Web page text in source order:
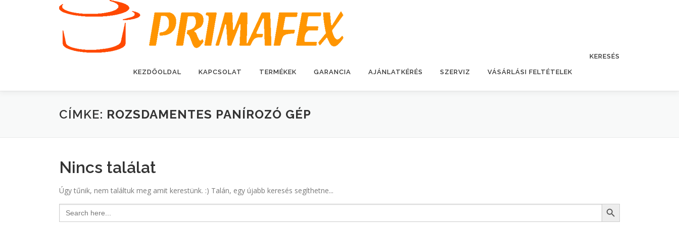
KEZDŐOLDAL KAPCSOLAT TERMÉKEK GARANCIA AJÁNLATKÉRÉS SZERVIZ VÁSÁRLÁSI FELTÉTELEK
KERESÉS
CÍMKE: ROZSDAMENTES PANÍROZÓ GÉP
Nincs találat
Úgy tűnik, nem találtuk meg amit kerestünk. :) Talán, egy újabb keresés segíthetne...
Search
for:
Search Button